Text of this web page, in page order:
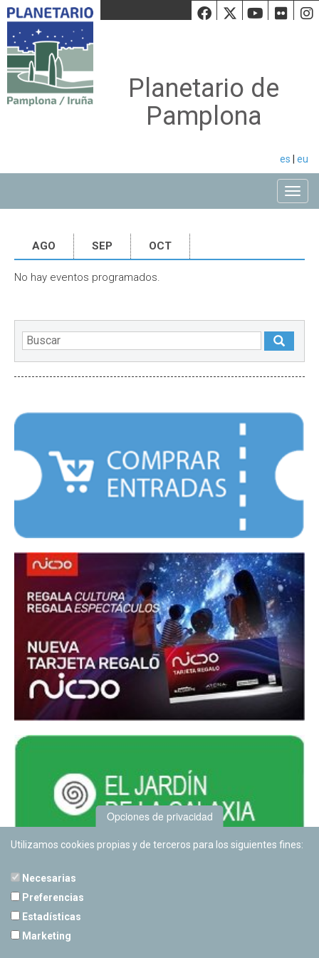
Facebook
Twiiter
Planetario de
Pamplona
es eu
AGO SEP OCT
No hay eventos programados.
Opciones de privacidad
Utilizamos cookies propias y de terceros para los siguientes fines:
Necesarias
Preferencias
Estadísticas
Marketing